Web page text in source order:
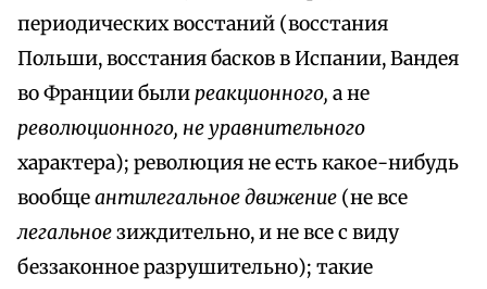
периодических восстаний (восстания
Польши, восстания басков в Испании, Вандея
во Франции былиреакционного, а не
революционного, не уравнительного
характера); революция не есть какое-нибудь
вообщеантилегальное движение (не все
легальноезиждительно, и не все с виду
беззаконное разрушительно); такие